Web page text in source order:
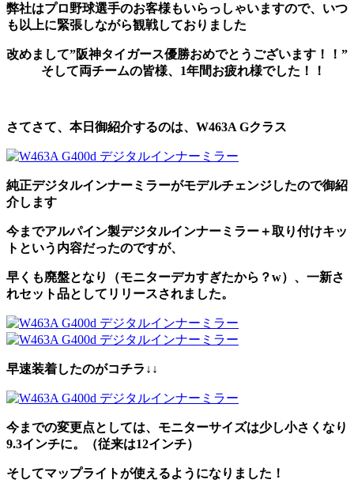
弊社はプロ野球選手のお客様もいらっしゃいますので、いつ
も以上に緊張しながら観戦しておりました
改めまして”阪神タイガース優勝おめでとうございます！！”
そして両チームの皆様、1年間お疲れ様でした！！
さてさて、本日御紹介するのは、W463A Gクラス
純正デジタルインナーミラーがモデルチェンジしたので御紹
介します
今までアルパイン製デジタルインナーミラー＋取り付けキッ
トという内容だったのですが、
早くも廃盤となり（モニターデカすぎたから？w）、一新さ
れセット品としてリリースされました。
早速装着したのがコチラ↓↓
今までの変更点としては、 モニターサイズは少し小さくなり
9.3インチに。（従来は12インチ）
そしてマップライトが使えるようになりました！